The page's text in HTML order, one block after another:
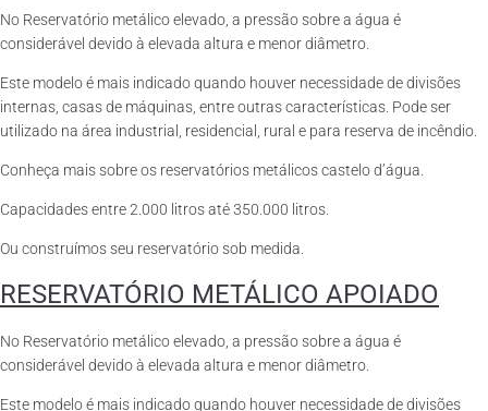
No Reservatório metálico elevado, a pressão sobre a água é
considerável devido à elevada altura e menor diâmetro.
Este modelo é mais indicado quando houver necessidade de divisões
internas, casas de máquinas, entre outras características. Pode ser
utilizado na área industrial, residencial, rural e para reserva de incêndio.
Conheça mais sobre os reservatórios metálicos castelo d’água.
Capacidades entre 2.000 litros até 350.000 litros.
Ou construímos seu reservatório sob medida.
RESERVATÓRIO METÁLICO APOIADO
No Reservatório metálico elevado, a pressão sobre a água é
considerável devido à elevada altura e menor diâmetro.
Este modelo é mais indicado quando houver necessidade de divisões